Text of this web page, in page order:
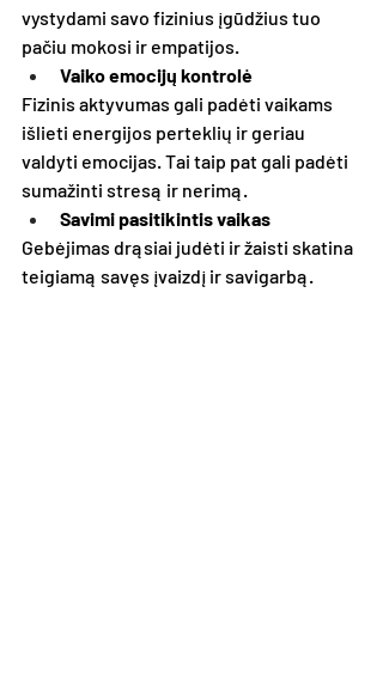
vystydami savo fizinius įgūdžius tuo
pačiu mokosi ir empatijos.
Vaiko emocijų kontrolė
Fizinis aktyvumas gali padėti vaikams
išlieti energijos perteklių ir geriau
valdyti emocijas. Tai taip pat gali padėti
sumažinti stresą ir nerimą.
Savimi pasitikintis vaikas
Gebėjimas drąsiai judėti ir žaisti skatina
teigiamą savęs įvaizdį ir savigarbą.